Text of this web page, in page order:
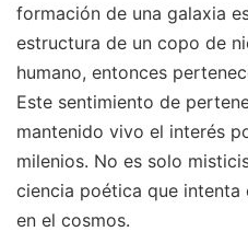
formación de una galaxia
estructura de un copo de
humano, entonces
Este sentimiento de
mantenido vivo el interés
milenios. No es solo
ciencia poética que
en el cosmos.